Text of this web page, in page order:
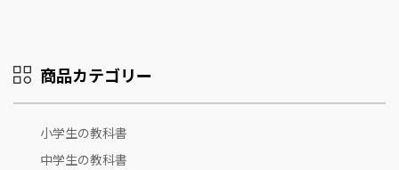
商品カテゴリー
小学生の教科書
中学生の教科書